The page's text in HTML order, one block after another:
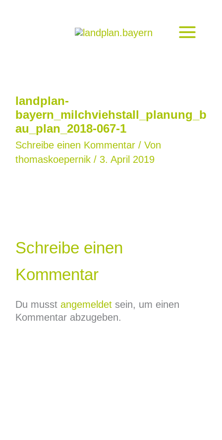
landplan-
bayern_milchviehstall_planung_b
au_plan_2018-067-1
Schreibe einen Kommentar / Von
thomaskoepernik / 3. April 2019
Schreibe einen
Kommentar
Du musst angemeldetsein, um einen
Kommentar abzugeben.